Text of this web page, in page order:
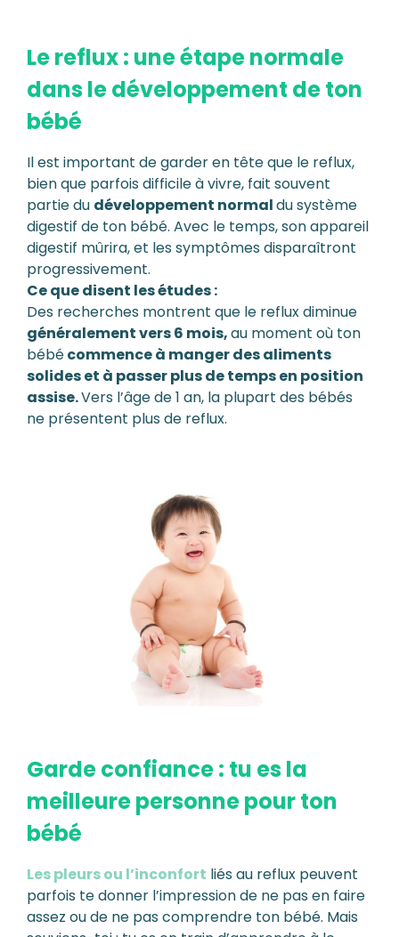
Le reflux : une étape normale
dans le développement de ton
bébé
Il est important de garder en tête que le reflux,
bien que parfois difficile à vivre, fait souvent
partie du développement normaldu système
digestif de ton bébé. Avec le temps, son appareil
digestif mûrira, et les symptômes disparaîtront
progressivement.
Ce que disent les études :
Des recherches montrent que le reflux diminue
généralement vers 6 mois,au moment où ton
bébécommence à manger des aliments
solides et à passer plus de temps en position
assise.Vers l’âge de 1 an, la plupart des bébés
ne présentent plus de reflux.
Garde confiance : tu es la
meilleure personne pour ton
bébé
Les pleurs ou l’inconfort liés au reflux peuvent
parfois te donner l’impression de ne pas en faire
assez ou de ne pas comprendre ton bébé. Mais